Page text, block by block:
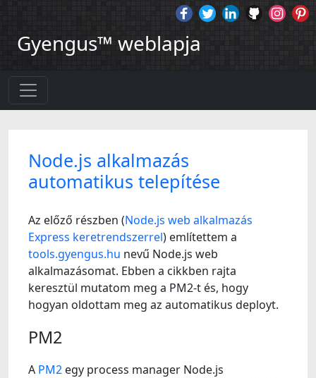
Gyengus™ weblapja
Node.js alkalmazás
automatikus telepítése
Az előző részben (Node.js web alkalmazás
Express keretrendszerrel) említettem a
tools.gyengus.hu nevű Node.js web
alkalmazásomat. Ebben a cikkben rajta
keresztül mutatom meg a PM2-t és, hogy
hogyan oldottam meg az automatikus deployt.
PM2
A PM2 egy process manager Node.js